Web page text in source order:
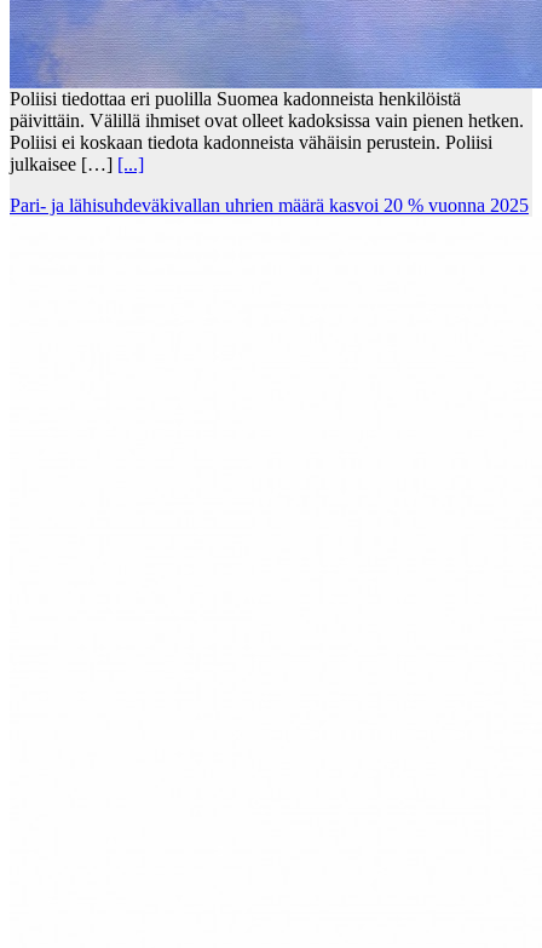
Poliisi tiedottaa eri puolilla Suomea kadonneista henkilöistä
päivittäin. Välillä ihmiset ovat olleet kadoksissa vain pienen hetken.
Poliisi ei koskaan tiedota kadonneista vähäisin perustein. Poliisi
julkaisee […] [...]
Pari- ja lähisuhdeväkivallan uhrien määrä kasvoi 20 % vuonna 2025